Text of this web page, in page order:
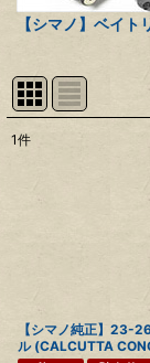
【シマノ】ベイト
1件
【シマノ純正】23-
ル (CALCUTTA